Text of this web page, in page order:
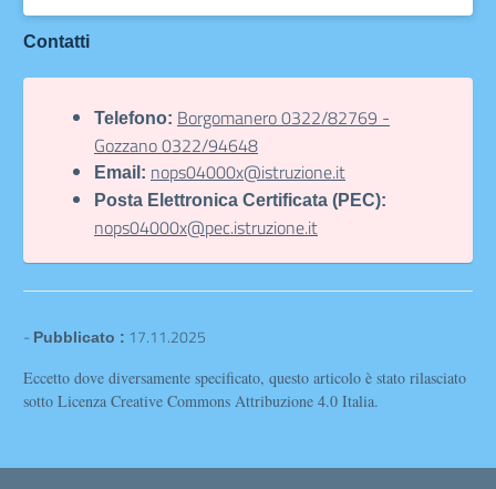
Contatti
Telefono: Borgomanero 0322/82769 -
Gozzano 0322/94648
Email: nops04000x@istruzione.it
Posta Elettronica Certificata (PEC):
nops04000x@pec.istruzione.it
- Pubblicato : 17.11.2025
Eccetto dove diversamente specificato, questo articolo è stato rilasciato
sotto Licenza Creative Commons Attribuzione 4.0 Italia.